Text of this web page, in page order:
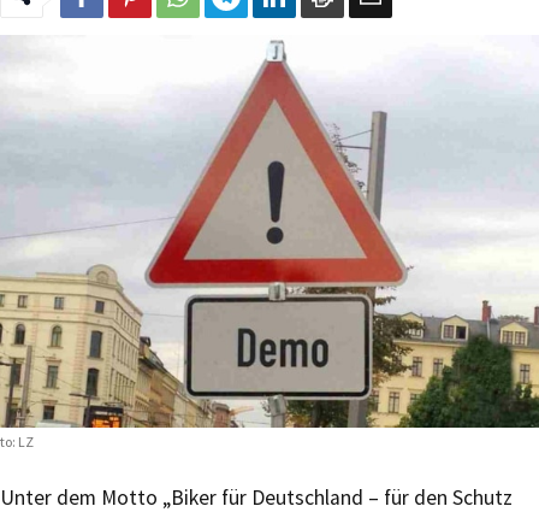
LZ
Unter dem Motto „Biker für Deutschland – für den Schutz